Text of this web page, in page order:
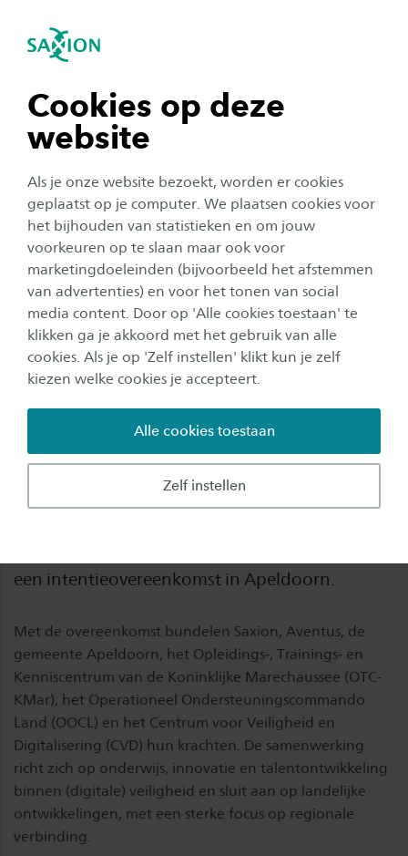
Cookies op deze
website
Als je onze website bezoekt, worden er cookies
geplaatst op je computer. We plaatsen cookies voor
het bijhouden van statistieken en om jouw
voorkeuren op te slaan maar ook voor
marketingdoeleinden (bijvoorbeeld het afstemmen
van advertenties) en voor het tonen van social
media content. Door op 'Alle cookies toestaan' te
klikken ga je akkoord met het gebruik van alle
cookies. Als je op 'Zelf instellen' klikt kun je zelf
kiezen welke cookies je accepteert.
Zelf instellen
Alle cookies toestaan
Navigatie openen
tonen
tonen
tonen
tonen
sluiten
Corporate
Samenwerken aan
veiligheidsprofessionals van
de toekomst
23 april 2026 Leestijd: Minuten
Defensie, onderwijsinstellingen en het Centrum
voor Veiligheid en Digitalisering (CVD) gaan
nauwer samenwerken aan de opleiding van
een intentieovereenkomst in Apeldoorn.
Met de overeenkomst bundelen Saxion, Aventus, de
gemeente Apeldoorn, het Opleidings-, Trainings- en
Kenniscentrum van de Koninklijke Marechaussee (OTC-
KMar), het Operationeel Ondersteuningscommando
Land (OOCL) en het Centrum voor Veiligheid en
Digitalisering (CVD) hun krachten. De samenwerking
richt zich op onderwijs, innovatie en talentontwikkeling
binnen (digitale) veiligheid en sluit aan op landelijke
ontwikkelingen, met een sterke focus op regionale
verbinding.